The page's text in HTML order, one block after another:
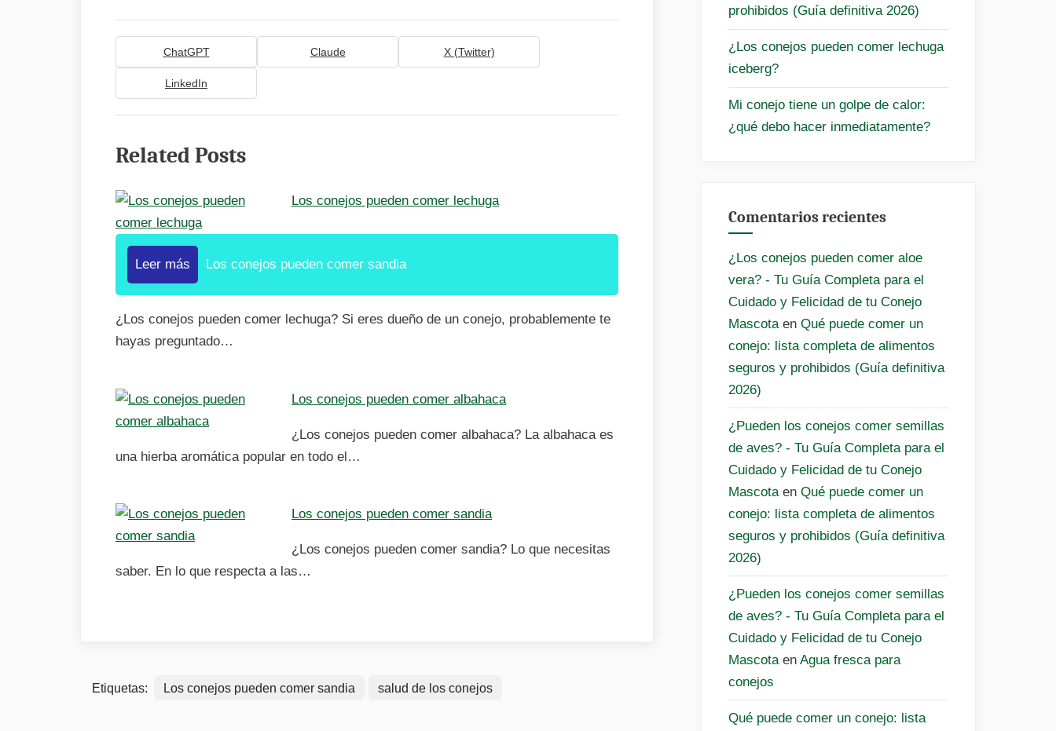
ChatGPT Claude X (Twitter)
LinkedIn
Related Posts
Los conejos pueden comer lechuga
Leer más Los conejos pueden comer sandia
¿Los conejos pueden comer lechuga? Si eres dueño de un conejo, probablemente te
hayas preguntado…
Los conejos pueden comer albahaca
¿Los conejos pueden comer albahaca? La albahaca es
una hierba aromática popular en todo el…
Los conejos pueden comer sandia
¿Los conejos pueden comer sandia? Lo que necesitas
saber. En lo que respecta a las…
Etiquetas: Los conejos pueden comer sandia salud de los conejos
prohibidos (Guía definitiva 2026)
¿Los conejos pueden comer lechuga
iceberg?
Mi conejo tiene un golpe de calor:
¿qué debo hacer inmediatamente?
Comentarios recientes
¿Los conejos pueden comer aloe
vera? - Tu Guía Completa para el
Cuidado y Felicidad de tu Conejo
Mascota en Qué puede comer un
conejo: lista completa de alimentos
seguros y prohibidos (Guía definitiva
2026)
¿Pueden los conejos comer semillas
de aves? - Tu Guía Completa para el
Cuidado y Felicidad de tu Conejo
Mascota en Qué puede comer un
conejo: lista completa de alimentos
seguros y prohibidos (Guía definitiva
2026)
¿Pueden los conejos comer semillas
de aves? - Tu Guía Completa para el
Cuidado y Felicidad de tu Conejo
Mascota en Agua fresca para
conejos
Qué puede comer un conejo: lista